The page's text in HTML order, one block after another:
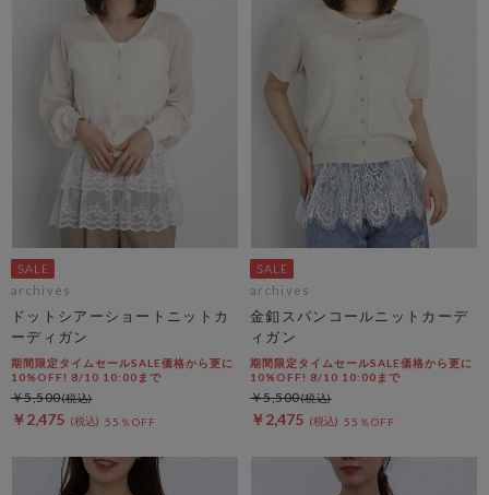
archives
ドットシアーショートニットカ
ーディガン
期間限定タイムセールSALE価格から更に
10%OFF! 8/10 10:00まで
￥2,475 55％OFF
￥5,500
archives
金釦スパンコールニットカーデ
ィガン
期間限定タイムセールSALE価格から更に
10%OFF! 8/10 10:00まで
￥2,475 55％OFF
￥5,500